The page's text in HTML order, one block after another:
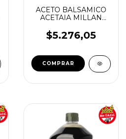
ACETO BALSAMICO
ACETAIA MILLAN
ESPESO Y CREMOSO
MARCA LAUR
$5.276,05